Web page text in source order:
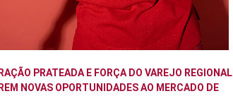
PRATEADA E FORÇA DO VAREJO REGIONAL
NOVAS OPORTUNIDADES AO MERCADO DE